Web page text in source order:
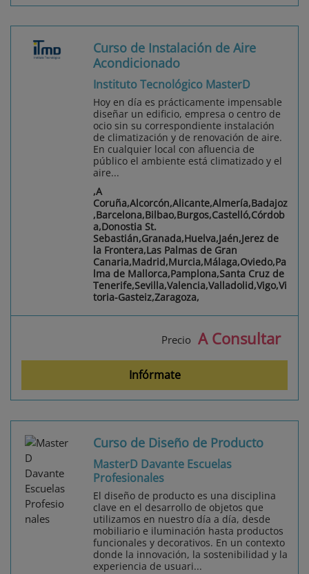
Curso de Instalación de Aire
Acondicionado
Instituto Tecnológico MasterD
Hoy en día es prácticamente impensable
diseñar un edificio, empresa o centro de
ocio sin su correspondiente instalación
de climatización y de renovación de aire.
En cualquier local con afluencia de
público el ambiente está climatizado y el
aire...
,A
Coruña,Alcorcón,Alicante,Almería,Badajoz
,Barcelona,Bilbao,Burgos,Castelló,Córdob
a,Donostia St.
Sebastián,Granada,Huelva,Jaén,Jerez de
la Frontera,Las Palmas de Gran
Canaria,Madrid,Murcia,Málaga,Oviedo,Pa
lma de Mallorca,Pamplona,Santa Cruz de
Tenerife,Sevilla,Valencia,Valladolid,Vigo,Vi
toria-Gasteiz,Zaragoza,
Precio A Consultar
Infórmate
Curso de Diseño de Producto
MasterD Davante Escuelas
Profesionales
El diseño de producto es una disciplina
clave en el desarrollo de objetos que
utilizamos en nuestro día a día, desde
mobiliario e iluminación hasta productos
funcionales y decorativos. En un contexto
donde la innovación, la sostenibilidad y la
experiencia de usuari...